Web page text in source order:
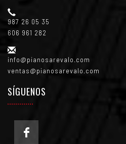
987 26 05 35
606 961 282
info@pianosarevalo.com
ventas@pianosarevalo.com
SÍGUENOS